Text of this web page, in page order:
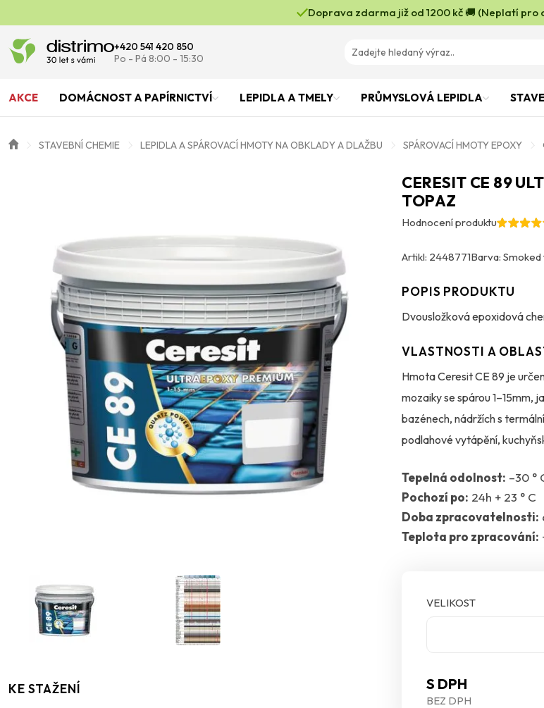
Doprava zdarma již od 1200 kč 🚚 (Neplatí pro
+420 541 420 850
Po - Pá 8:00 - 15:30
AKCE DOMÁCNOST A PAPÍRNICTVÍ LEPIDLA A TMELY PRŮMYSLOVÁ LEPIDLA
STAVEBNÍ CHEMIE LEPIDLA A SPÁROVACÍ HMOTY NA OBKLADY A DLAŽBU SPÁROVACÍ HMOTY EPOXY
CERESIT CE 89
TOPAZ
Hodnocení produktu
Artikl: 2448771Barva:
KE STAŽENÍ
POPIS PRODUKTU
Dvousložková epoxidová
VLASTNOSTI A
Hmota Ceresit CE 89 je
mozaiky se spárou 1–15mm,
bazénech, nádržích s
podlahové vytápění,
prostředích vystavených
nebo mouky, kuchyňské
keramických krytin v
mlékárny, jatka, restaurace,
bazénech na vodotěsných
Tepelná odolnost: –30 °
Pochozí po: 24h + 23 ° C
Doba zpracovatelnosti:
Teplota pro zpracování:
VELIKOST
S DPH
BEZ DPH